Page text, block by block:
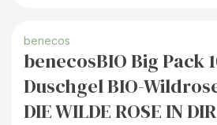
benecos
benecosBIO Big Pack
Duschgel BIO-
DIE WILDE ROSE IN DIR